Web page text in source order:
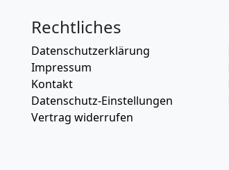
Rechtliches
Datenschutzerklärung
Impressum
Kontakt
Datenschutz-Einstellungen
Vertrag widerrufen